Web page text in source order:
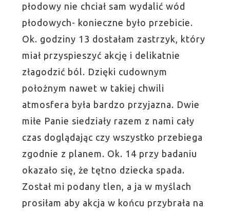
płodowy nie chciał sam wydalić wód
płodowych- konieczne było przebicie.
Ok. godziny 13 dostałam zastrzyk, który
miał przyspieszyć akcję i delikatnie
złagodzić ból. Dzięki cudownym
położnym nawet w takiej chwili
atmosfera była bardzo przyjazna. Dwie
miłe Panie siedziały razem z nami cały
czas doglądając czy wszystko przebiega
zgodnie z planem. Ok. 14 przy badaniu
okazało się, że tętno dziecka spada.
Został mi podany tlen, a ja w myślach
prosiłam aby akcja w końcu przybrała na